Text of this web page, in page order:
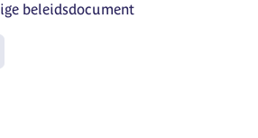
beleidsdocument